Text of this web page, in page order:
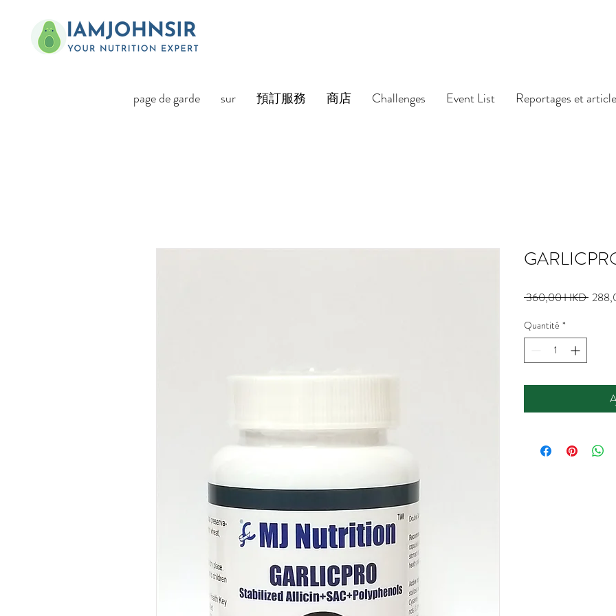
page de garde sur 預訂服務 商店 Challenges Event List Reportages et
360,00 HKD Prix
Quantité *